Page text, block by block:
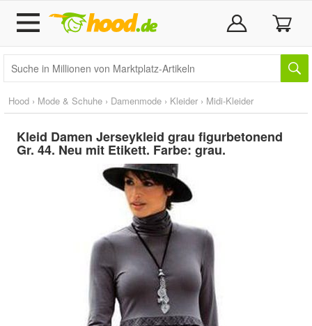
Hood › Mode & Schuhe › Damenmode › Kleider › Midi-Kleider
Kleid Damen Jerseykleid grau figurbetonend
Gr. 44. Neu mit Etikett. Farbe: grau.